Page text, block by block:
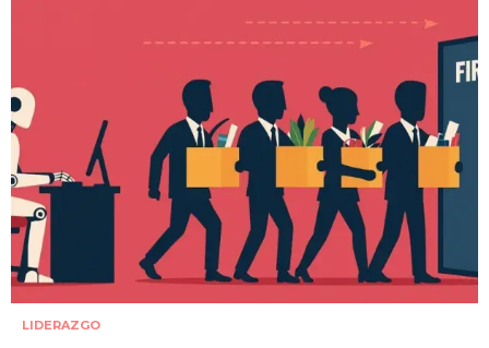
LIDERAZGO